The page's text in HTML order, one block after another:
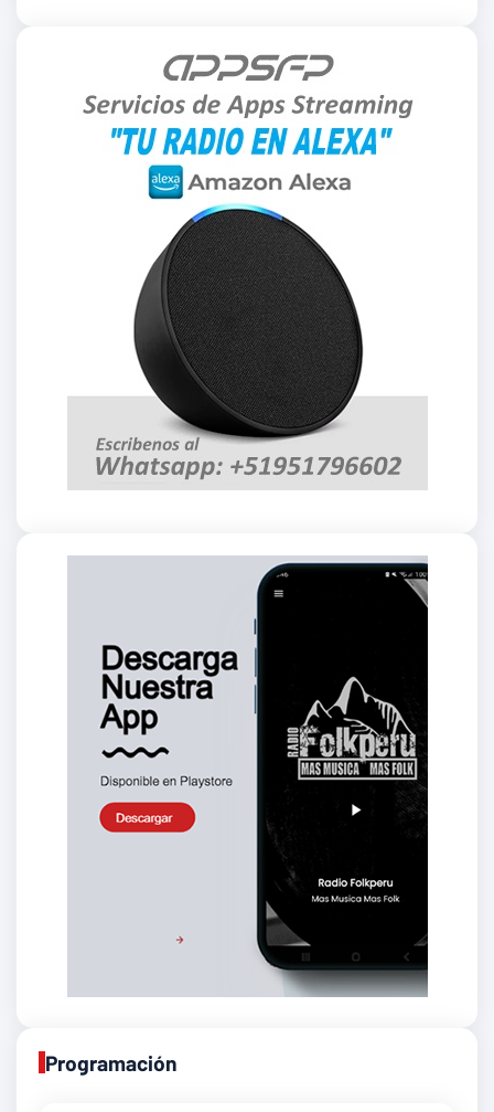
Programación